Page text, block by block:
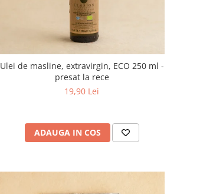
Ulei de masline, extravirgin, ECO 250 ml -
presat la rece
19,90 Lei
ADAUGA IN COS